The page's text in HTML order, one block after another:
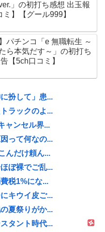
」の初打ち感想 出玉報
】【グール999】
パチンコ「e 無職転生 ～
ら本気だす～」の初打ち
【5ch口コミ】
扮して」患...
ラックのよ...
ャンセル界...
って何なの...
んだけ頼ん...
ぼ裸でご乱...
税1%にな...
キウイ皮ご...
夏祭りがか...
タント時代...